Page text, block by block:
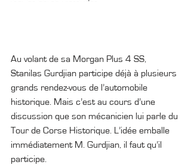
Au volant de sa Morgan Plus 4 SS,
Stanilas Gurdjian participe déjà à plusieurs
grands rendez-vous de l’automobile
historique. Mais c’est au cours d’une
discussion que son mécanicien lui parle du
Tour de Corse Historique. L’idée emballe
immédiatement M. Gurdjian, il faut qu’il
participe.